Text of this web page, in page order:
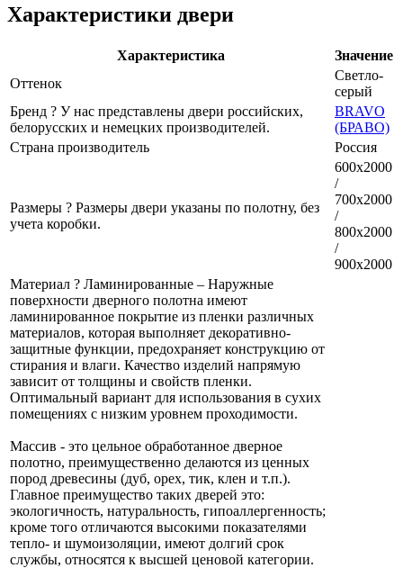
Характеристики двери
Характеристика
Значение
Оттенок
Светло-
серый
Бренд ? У нас представлены двери российских,
белорусских и немецких производителей.
BRAVO
(БРАВО)
Страна производитель
Россия
Размеры ? Размеры двери указаны по полотну, без
учета коробки.
600x2000
/
700x2000
/
800x2000
/
900x2000
Материал ? Ламинированные – Наружные
поверхности дверного полотна имеют
ламинированное покрытие из пленки различных
материалов, которая выполняет декоративно-
защитные функции, предохраняет конструкцию от
стирания и влаги. Качество изделий напрямую
зависит от толщины и свойств пленки.
Оптимальный вариант для использования в сухих
помещениях с низким уровнем проходимости.
Массив - это цельное обработанное дверное
полотно, преимущественно делаются из ценных
пород древесины (дуб, орех, тик, клен и т.п.).
Главное преимущество таких дверей это:
экологичность, натуральность, гипоаллергенность;
кроме того отличаются высокими показателями
тепло- и шумоизоляции, имеют долгий срок
службы, относятся к высшей ценовой категории.